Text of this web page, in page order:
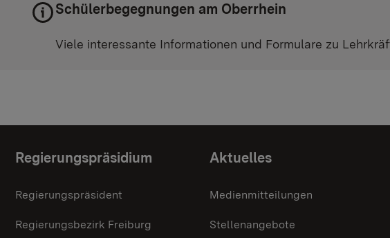
Schülerbegegnungen am Oberrhein
Viele interessante Informationen und Formulare zu
Themenübersicht
Regierungspräsidium
Regierungspräsident
Regierungsbezirk Freiburg
Aktuelles
Medienmitteilungen
Stellenangebote